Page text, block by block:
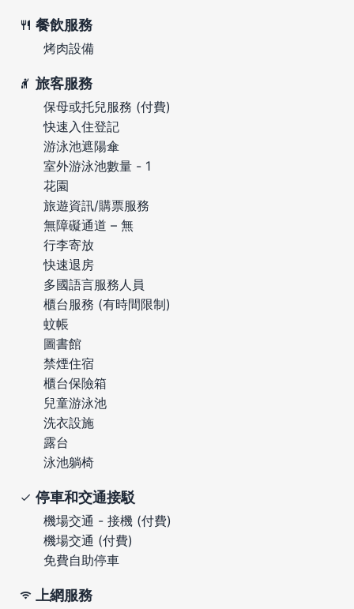
餐飲服務
烤肉設備
旅客服務
保母或托兒服務 (付費)
快速入住登記
游泳池遮陽傘
室外游泳池數量 - 1
花園
旅遊資訊/購票服務
無障礙通道 – 無
行李寄放
快速退房
多國語言服務人員
櫃台服務 (有時間限制)
蚊帳
圖書館
禁煙住宿
櫃台保險箱
兒童游泳池
洗衣設施
露台
泳池躺椅
停車和交通接駁
機場交通 - 接機 (付費)
機場交通 (付費)
免費自助停車
上網服務